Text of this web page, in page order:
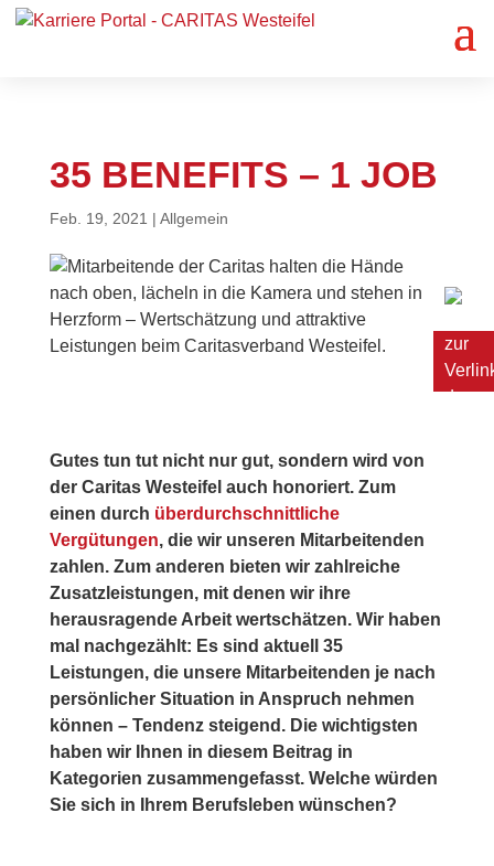
35 BENEFITS – 1 JOB
Feb. 19, 2021 | Allgemein
Gutes tun tut nicht nur gut, sondern wird von
der Caritas Westeifel auch honoriert. Zum
einen durch überdurchschnittliche
Vergütungen, die wir unseren Mitarbeitenden
zahlen. Zum anderen bieten wir zahlreiche
Zusatzleistungen, mit denen wir ihre
herausragende Arbeit wertschätzen. Wir haben
mal nachgezählt: Es sind aktuell 35
Leistungen, die unsere Mitarbeitenden je nach
persönlicher Situation in Anspruch nehmen
können – Tendenz steigend. Die wichtigsten
haben wir Ihnen in diesem Beitrag in
Kategorien zusammengefasst. Welche würden
Sie sich in Ihrem Berufsleben wünschen?